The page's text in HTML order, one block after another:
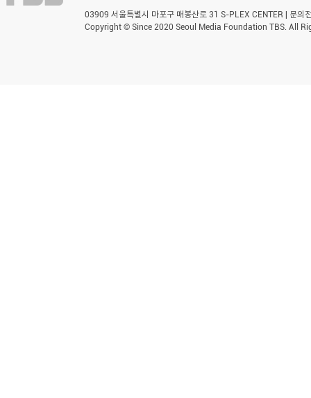
03909 서울특별시 마포구 매봉산로 31 S-PLEX CENTER | 문
Copyright © Since 2020 Seoul Media Foundation TBS. All